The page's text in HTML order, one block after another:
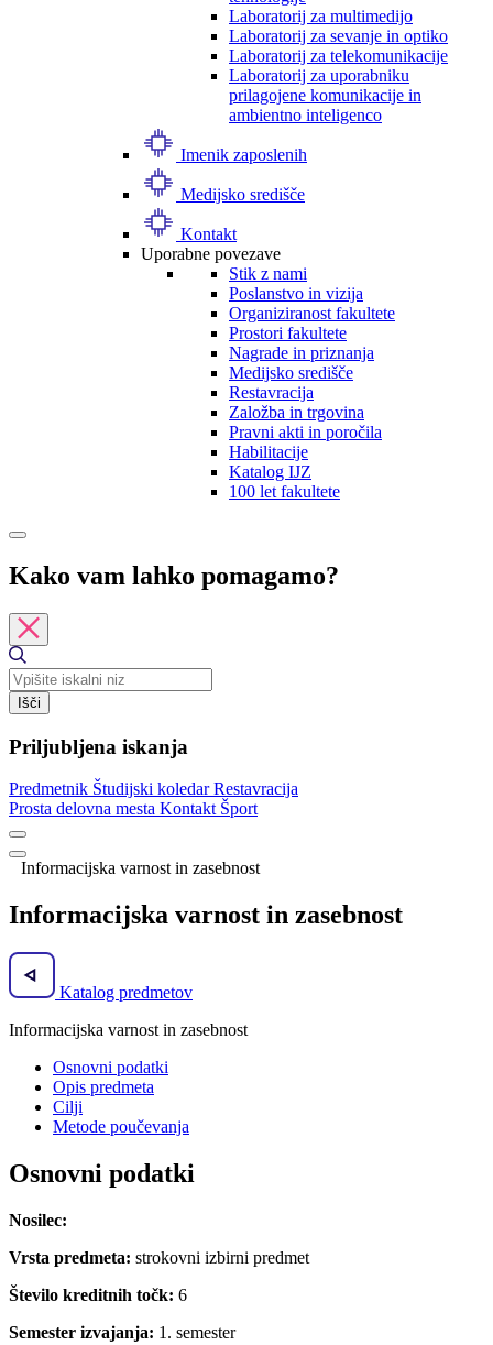
Laboratorij za multimedijo
Laboratorij za sevanje in optiko
Laboratorij za telekomunikacije
Laboratorij za uporabniku
prilagojene komunikacije in
ambientno inteligenco
Imenik zaposlenih
Medijsko središče
Kontakt
Uporabne povezave
Stik z nami
Poslanstvo in vizija
Organiziranost fakultete
Prostori fakultete
Nagrade in priznanja
Medijsko središče
Restavracija
Založba in trgovina
Pravni akti in poročila
Habilitacije
Katalog IJZ
100 let fakultete
Kako vam lahko pomagamo?
Išči
Priljubljena iskanja
Predmetnik Študijski koledarRestavracija
Prosta delovna mesta Kontakt Šport
Informacijska varnost in zasebnost
Informacijska varnost in zasebnost
Katalog predmetov
Informacijska varnost in zasebnost
Osnovni podatki
Opis predmeta
Cilji
Metode poučevanja
Osnovni podatki
Nosilec:
Vrsta predmeta: strokovni izbirni predmet
Število kreditnih točk: 6
Semester izvajanja: 1. semester